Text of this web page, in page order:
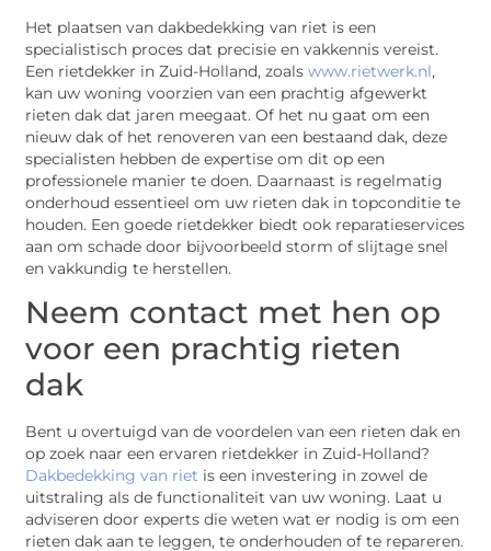
Het plaatsen van dakbedekking van riet is een
specialistisch proces dat precisie en vakkennis vereist.
Een rietdekker in Zuid-Holland, zoalswww.rietwerk.nl,
kan uw woning voorzien van een prachtig afgewerkt
rieten dak dat jaren meegaat. Of het nu gaat om een
nieuw dak of het renoveren van een bestaand dak, deze
specialisten hebben de expertise om dit op een
professionele manier te doen. Daarnaast is regelmatig
onderhoud essentieel om uw rieten dak in topconditie te
houden. Een goede rietdekker biedt ook reparatieservices
aan om schade door bijvoorbeeld storm of slijtage snel
en vakkundig te herstellen.
Neem contact met hen op
voor een prachtig rieten
dak
Bent u overtuigd van de voordelen van een rieten dak en
op zoek naar een ervaren rietdekker in Zuid-Holland?
Dakbedekking van riet is een investering in zowel de
uitstraling als de functionaliteit van uw woning. Laat u
adviseren door experts die weten wat er nodig is om een
rieten dak aan te leggen, te onderhouden of te repareren.